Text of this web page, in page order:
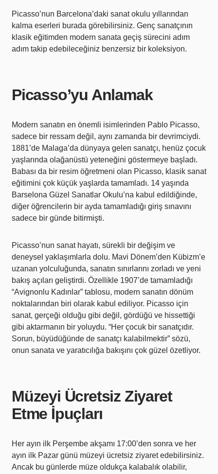
Picasso’nun Barcelona’daki sanat okulu yıllarından
kalma eserleri burada görebilirsiniz. Genç sanatçının
klasik eğitimden modern sanata geçiş sürecini adım
adım takip edebileceğiniz benzersiz bir koleksiyon.
Picasso’yu Anlamak
Modern sanatın en önemli isimlerinden Pablo Picasso,
sadece bir ressam değil, aynı zamanda bir devrimciydi.
1881’de Malaga’da dünyaya gelen sanatçı, henüz çocuk
yaşlarında olağanüstü yeteneğini göstermeye başladı.
Babası da bir resim öğretmeni olan Picasso, klasik sanat
eğitimini çok küçük yaşlarda tamamladı. 14 yaşında
Barselona Güzel Sanatlar Okulu’na kabul edildiğinde,
diğer öğrencilerin bir ayda tamamladığı giriş sınavını
sadece bir günde bitirmişti.
Picasso’nun sanat hayatı, sürekli bir değişim ve
deneysel yaklaşımlarla dolu. Mavi Dönem’den Kübizm’e
uzanan yolculuğunda, sanatın sınırlarını zorladı ve yeni
bakış açıları geliştirdi. Özellikle 1907’de tamamladığı
“Avignonlu Kadınlar” tablosu, modern sanatın dönüm
noktalarından biri olarak kabul ediliyor. Picasso için
sanat, gerçeği olduğu gibi değil, gördüğü ve hissettiği
gibi aktarmanın bir yoluydu. “Her çocuk bir sanatçıdır.
Sorun, büyüdüğünde de sanatçı kalabilmektir” sözü,
onun sanata ve yaratıcılığa bakışını çok güzel özetliyor.
Müzeyi Ücretsiz Ziyaret
Etme İpuçları
Her ayın ilk Perşembe akşamı 17:00’den sonra ve her
ayın ilk Pazar günü müzeyi ücretsiz ziyaret edebilirsiniz.
Ancak bu günlerde müze oldukça kalabalık olabilir,